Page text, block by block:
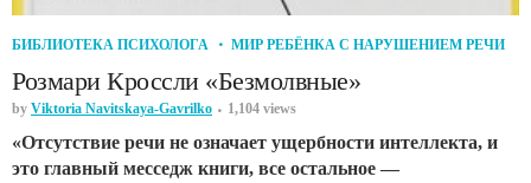
БИБЛИОТЕКА ПСИХОЛОГА МИР РЕБЁНКА С НАРУШЕНИЕМ РЕЧИ
Розмари Кроссли «Безмолвные»
by Viktoria Navitskaya-Gavrilko 1,104 views
«Отсутствие речи не означает ущербности интеллекта, и
это главный месседж книги, все остальное —